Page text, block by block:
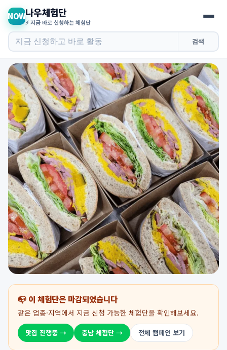
NOW나우체험단
⚡ 지금 바로 신청하는 체험단
검색
📭 이 체험단은 마감되었습니다
같은 업종·지역에서 지금 신청 가능한 체험단을 확인해보세요.
맛집 진행중 → 충남 체험단 → 전체 캠페인 보기